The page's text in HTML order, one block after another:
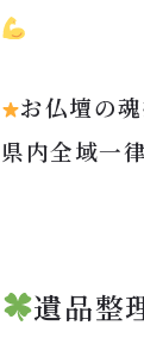
お仏壇の
県内全域一
遺品整